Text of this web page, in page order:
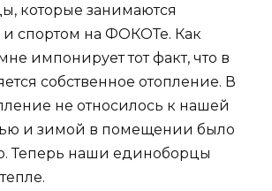
которые занимаются
и спортом на ФОКОТе. Как
импонирует тот факт, что в
собственное отопление. В
не относилось к нашей
и зимой в помещении было
Теперь наши единоборцы